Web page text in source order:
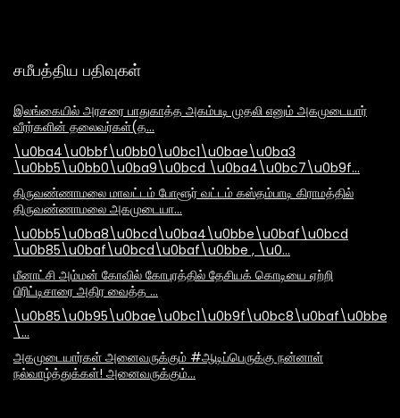
சமீபத்திய பதிவுகள்
இலங்கையில் அரசரை பாதுகாத்த அகம்படி முதலி எனும் அகமுடையார்
வீரர்களின் தலைவர்கள்(த…
\u0ba4\u0bbf\u0bb0\u0bc1\u0bae\u0ba3
\u0bb5\u0bb0\u0ba9\u0bcd \u0ba4\u0bc7\u0b9f…
திருவண்ணாமலை மாவட்டம் போளூர் வட்டம் கஸ்தம்பாடி கிராமத்தில்
திருவண்ணாமலை அகமுடையா…
\u0bb5\u0ba8\u0bcd\u0ba4\u0bbe\u0baf\u0bcd
\u0b85\u0baf\u0bcd\u0baf\u0bbe , \u0…
மீனாட்சி அம்மன் கோவில் கோபுரத்தில் தேசியக் கொடியை ஏற்றி
பிரிட்டிசாரை அதிர வைத்த …
\…
அகமுடையார்கள் அனைவருக்கும் #ஆடிப்பெருக்கு நன்னாள்
நல்வாழ்த்துக்கள்! அனைவருக்கும்…